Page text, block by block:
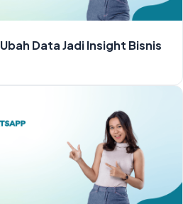
Data Jadi Insight Bisnis